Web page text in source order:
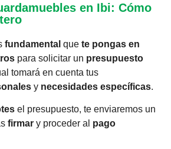
en Ibi: Cómo
fundamental que te pongas en
para solicitar un presupuesto
tomará en cuenta tus
y necesidades específicas.
el presupuesto, te enviaremos un
firmar y proceder al pago